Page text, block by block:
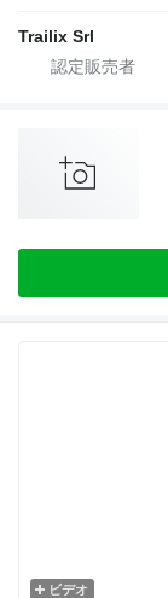
Trailix Srl
ビデオ